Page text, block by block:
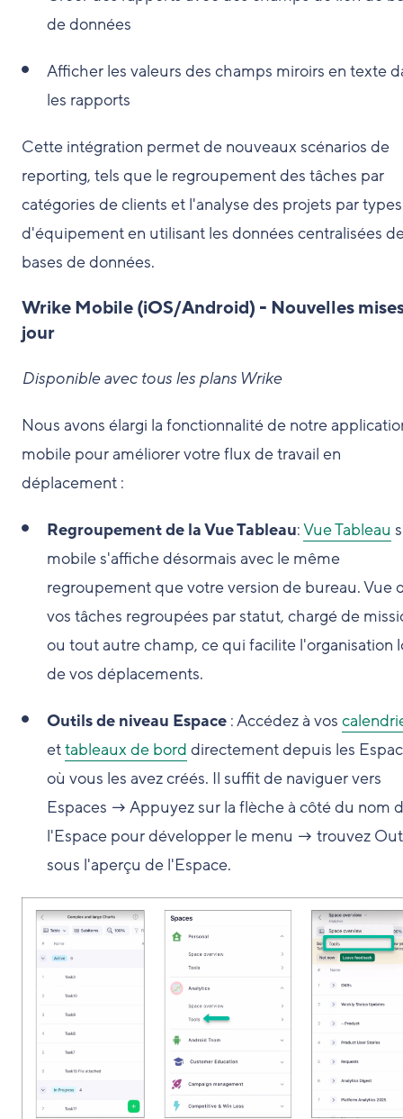
de données
Afficher les valeurs des champs miroirs en texte
les rapports
Cette intégration permet de nouveaux scénarios de
reporting, tels que le regroupement des tâches par
catégories de clients et l'analyse des projets par types
d'équipement en utilisant les données centralisées
bases de données.
Wrike Mobile (iOS/Android) - Nouvelles
jour
Disponible avec tous les plans Wrike
Nous avons élargi la fonctionnalité de notre
mobile pour améliorer votre flux de travail en
déplacement :
Regroupement de la Vue Tableau:Vue Tableau
mobile s'affiche désormais avec le même
regroupement que votre version de bureau. Vue
vos tâches regroupées par statut, chargé de
ou tout autre champ, ce qui facilite l'organisation
de vos déplacements.
Outils de niveau Espace : Accédez à vos
ettableaux de bord directement depuis les
où vous les avez créés. Il suffit de naviguer vers
Espaces → Appuyez sur la flèche à côté du nom
l'Espace pour développer le menu → trouvez
sous l'aperçu de l'Espace.